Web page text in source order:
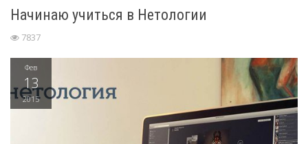
Начинаю учиться в Нетологии
7837
Фев
13
2015